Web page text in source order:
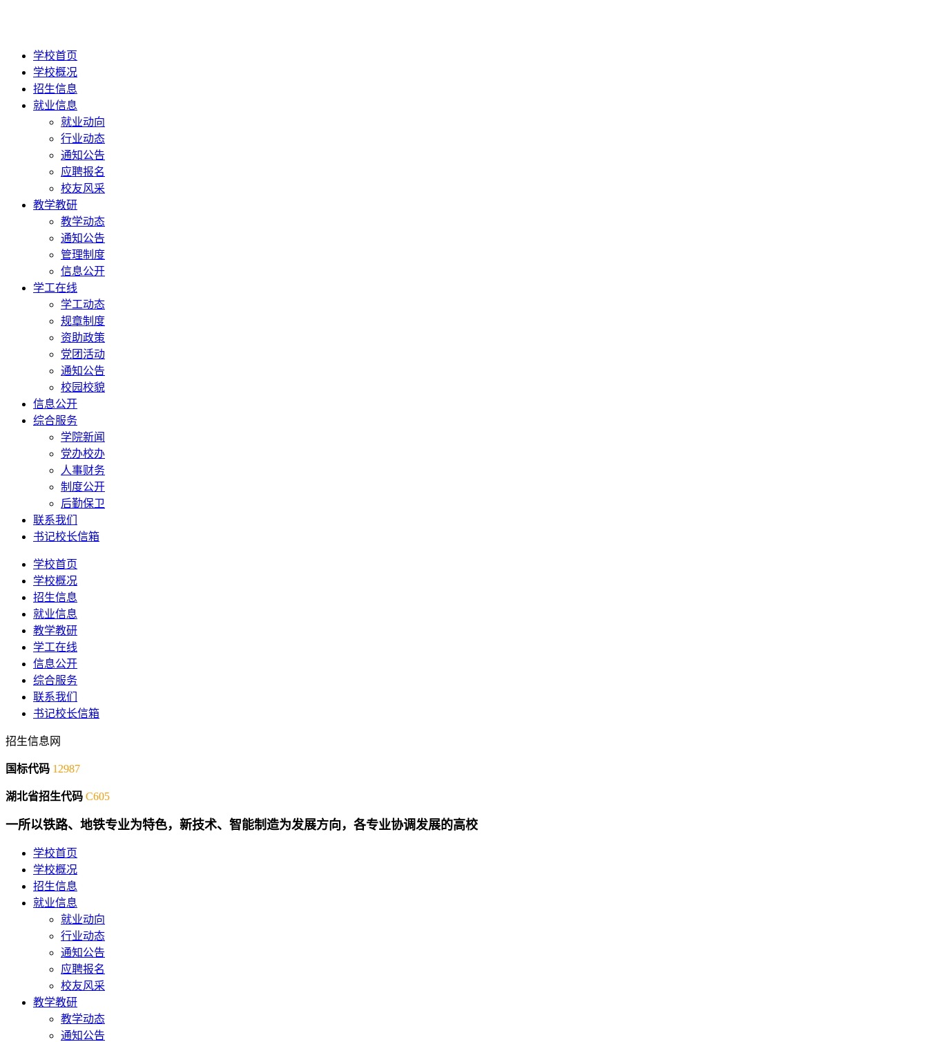
学校首页
学校概况
招生信息
就业信息
就业动向
行业动态
通知公告
应聘报名
校友风采
教学教研
教学动态
通知公告
管理制度
信息公开
学工在线
学工动态
规章制度
资助政策
党团活动
通知公告
校园校貌
信息公开
综合服务
学院新闻
党办校办
人事财务
制度公开
后勤保卫
联系我们
书记校长信箱
学校首页
学校概况
招生信息
就业信息
教学教研
学工在线
信息公开
综合服务
联系我们
书记校长信箱
招生信息网
国标代码 12987
湖北省招生代码 C605
一所以铁路、地铁专业为特色，新技术、智能制造为发展方向，各专业协调发展的高校
学校首页
学校概况
招生信息
就业信息
就业动向
行业动态
通知公告
应聘报名
校友风采
教学教研
教学动态
通知公告